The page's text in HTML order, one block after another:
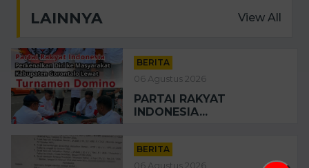
LAINNYA View All
BERITA
06 Agustus 2026
PARTAI RAKYAT
INDONESIA...
BERITA
06 Agustus 2026